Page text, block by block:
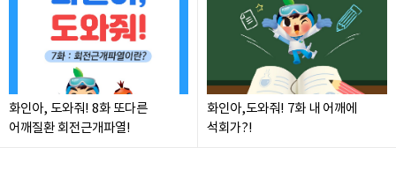
화인아, 도와줘! 8화 또다른
어깨질환 회전근개파열!
화인아,도와줘! 7화 내 어깨에
석회가?!